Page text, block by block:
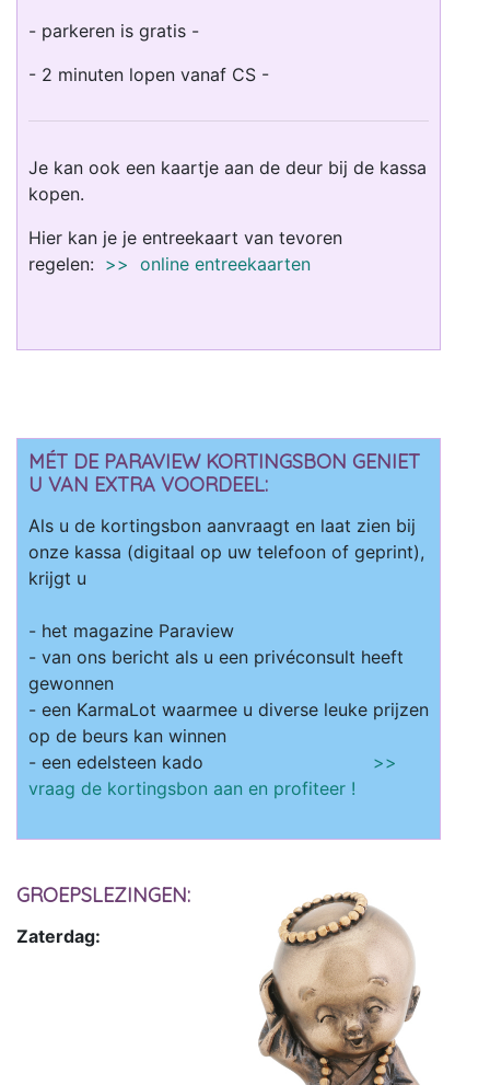
- parkeren is gratis -
- 2 minuten lopen vanaf CS -
Je kan ook een kaartje aan de deur bij de kassa
kopen.
Hier kan je je entreekaart van tevoren
regelen: >> online entreekaarten
MÉT DE PARAVIEW KORTINGSBON GENIET
U VAN EXTRA VOORDEEL:
Als u de kortingsbon aanvraagt en laat zien bij
onze kassa (digitaal op uw telefoon of geprint),
krijgt u
- het magazine Paraview
- van ons bericht als u een privéconsult heeft
gewonnen
- een KarmaLot waarmee u diverse leuke prijzen
op de beurs kan winnen
- een edelsteen kado >>
vraag de kortingsbon aan en profiteer !
GROEPSLEZINGEN:
Zaterdag: